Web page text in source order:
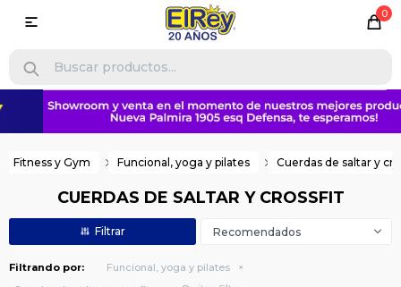
0

Fitness y Gym Funcional, yoga y pilates Cuerdas de saltar y
CUERDAS DE SALTAR Y CROSSFIT
Recomendados
Filtrando por:
Funcional, yoga y pilates